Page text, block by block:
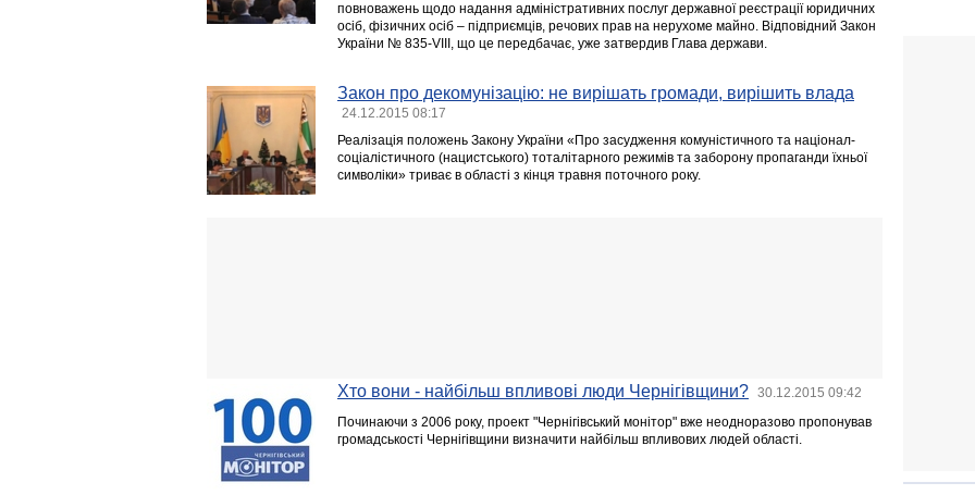
повноважень щодо надання адміністративних послуг державної реєстрації юридичних
осіб, фізичних осіб – підприємців, речових прав на нерухоме майно. Відповідний Закон
України № 835-VІІІ, що це передбачає, уже затвердив Глава держави.
Закон про декомунізацію: не вирішать громади, вирішить влада
24.12.2015 08:17
Реалізація положень Закону України «Про засудження комуністичного та націонал-
соціалістичного (нацистського) тоталітарного режимів та заборону пропаганди їхньої
символіки» триває в області з кінця травня поточного року.
Хто вони - найбільш впливові люди Чернігівщини? 30.12.2015 09:42
Починаючи з 2006 року, проект "Чернігівський монітор" вже неодноразово пропонував
громадськості Чернігівщини визначити найбільш впливових людей області.